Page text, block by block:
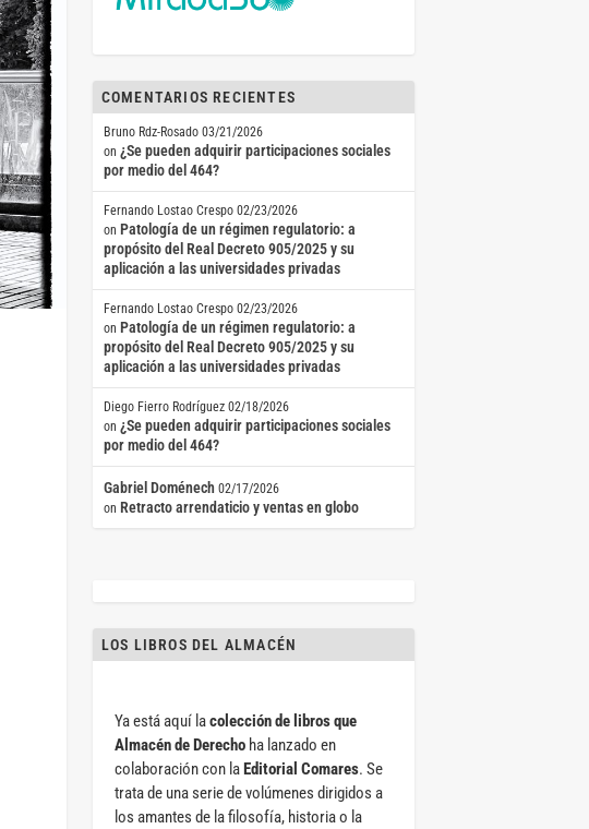
COMENTARIOS RECIENTES
Bruno Rdz-Rosado 03/21/2026
on ¿Se pueden adquirir participaciones sociales
por medio del 464?
Fernando Lostao Crespo 02/23/2026
on Patología de un régimen regulatorio: a
propósito del Real Decreto 905/2025 y su
aplicación a las universidades privadas
Fernando Lostao Crespo 02/23/2026
on Patología de un régimen regulatorio: a
propósito del Real Decreto 905/2025 y su
aplicación a las universidades privadas
Diego Fierro Rodríguez 02/18/2026
on ¿Se pueden adquirir participaciones sociales
por medio del 464?
Gabriel Doménech 02/17/2026
on Retracto arrendaticio y ventas en globo
LOS LIBROS DEL ALMACÉN
Ya está aquí lacolección de libros que
Almacén de Derechoha lanzado en
colaboración con laEditorial Comares. Se
trata de una serie de volúmenes dirigidos a
los amantes de la filosofía, historia o la